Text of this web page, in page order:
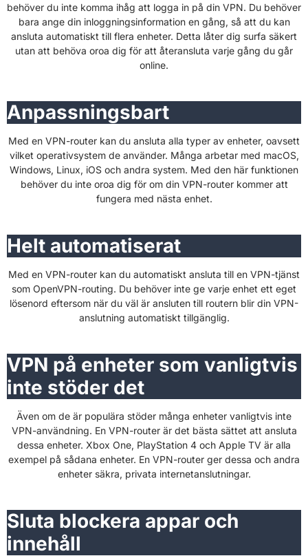
behöver du inte komma ihåg att logga in på din VPN. Du behöver
bara ange din inloggningsinformation en gång, så att du kan
ansluta automatiskt till flera enheter. Detta låter dig surfa säkert
utan att behöva oroa dig för att återansluta varje gång du går
online.
Anpassningsbart
Med en VPN-router kan du ansluta alla typer av enheter, oavsett
vilket operativsystem de använder. Många arbetar med macOS,
Windows, Linux, iOS och andra system. Med den här funktionen
behöver du inte oroa dig för om din VPN-router kommer att
fungera med nästa enhet.
Helt automatiserat
Med en VPN-router kan du automatiskt ansluta till en VPN-tjänst
som OpenVPN-routing. Du behöver inte ge varje enhet ett eget
lösenord eftersom när du väl är ansluten till routern blir din VPN-
anslutning automatiskt tillgänglig.
VPN på enheter som vanligtvis
inte stöder det
Även om de är populära stöder många enheter vanligtvis inte
VPN-användning. En VPN-router är det bästa sättet att ansluta
dessa enheter. Xbox One, PlayStation 4 och Apple TV är alla
exempel på sådana enheter. En VPN-router ger dessa och andra
enheter säkra, privata internetanslutningar.
Sluta blockera appar och
innehåll